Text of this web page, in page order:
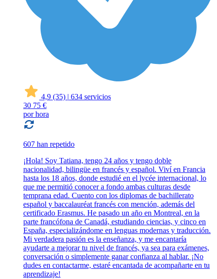
4,9 (35) | 634 servicios
30 75 €
por hora
607 han repetido
¡Hola! Soy Tatiana, tengo 24 años y tengo doble
nacionalidad, bilingüe en francés y español. Viví en Francia
hasta los 18 años, donde estudié en el lycée internacional, lo
que me permitió conocer a fondo ambas culturas desde
temprana edad. Cuento con los diplomas de bachillerato
español y baccalauréat francés con mención, además del
certificado Erasmus. He pasado un año en Montreal, en la
parte francófona de Canadá, estudiando ciencias, y cinco en
España, especializándome en lenguas modernas y traducción.
Mi verdadera pasión es la enseñanza, y me encantaría
ayudarte a mejorar tu nivel de francés, ya sea para exámenes,
conversación o simplemente ganar confianza al hablar. ¡No
dudes en contactarme, estaré encantada de acompañarte en tu
aprendizaje!